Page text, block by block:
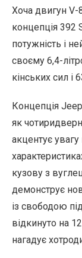
Хоча двигун V-
концепція 392
потужність і
своєму 6,4-
кінських сил і
Концепція
як
акцентує
кузову з
демонструє
із свободою
відкинуто на
нагадує